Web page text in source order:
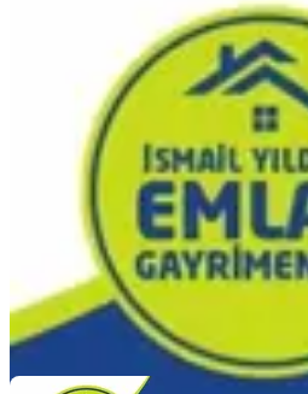
Yıldırım
Takaslı Satılık
Kahramanmaraş,
1.264/m²
2.500.000 ₺
İSMAİL YILDIRIM EMLAK VE
DANIŞMANLIĞI
Ara